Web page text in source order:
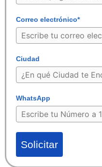
Correo electrónico*
Ciudad
WhatsApp
Solicitar